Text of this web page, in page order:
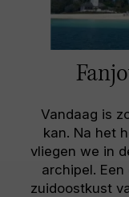
Vandaag is
kan. Na het
vliegen we in
archipel.
zuidoostkust